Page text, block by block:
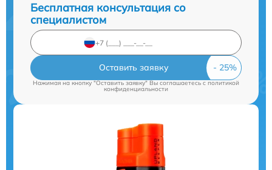
Бесплатная консультация со
специалистом
Оставить заявку
Нажимая на кнопку "Оставить заявку" Вы соглашаетесь cполитикой
конфиденциальности